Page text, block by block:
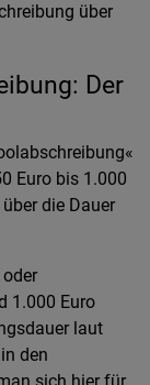
über
Der
Euro bis 1.000
die Dauer
1.000 Euro
laut
den